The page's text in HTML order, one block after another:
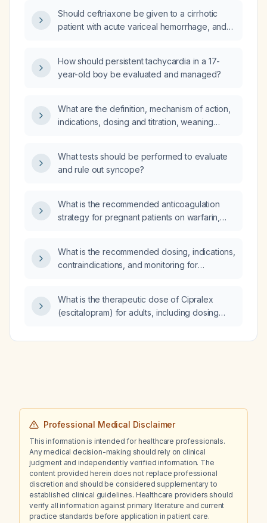
Should ceftriaxone be given to a cirrhotic
patient with acute variceal hemorrhage, and
How should persistent tachycardia in a 17-
year-old boy be evaluated and managed?
What are the definition, mechanism of action,
indications, dosing and titration, weaning
What tests should be performed to evaluate
and rule out syncope?
What is the recommended anticoagulation
strategy for pregnant patients on warfarin,
What is the recommended dosing, indications,
contraindications, and monitoring for
What is the therapeutic dose of Cipralex
(escitalopram) for adults, including dosing
patients with hepatic impairment?
Professional Medical Disclaimer
This information is intended for healthcare professionals.
Any medical decision-making should rely on clinical
judgment and independently verified information. The
content provided herein does not replace professional
discretion and should be considered supplementary to
established clinical guidelines. Healthcare providers should
verify all information against primary literature and current
practice standards before application in patient care.